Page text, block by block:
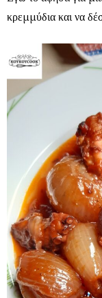
κρεμμύδια και να